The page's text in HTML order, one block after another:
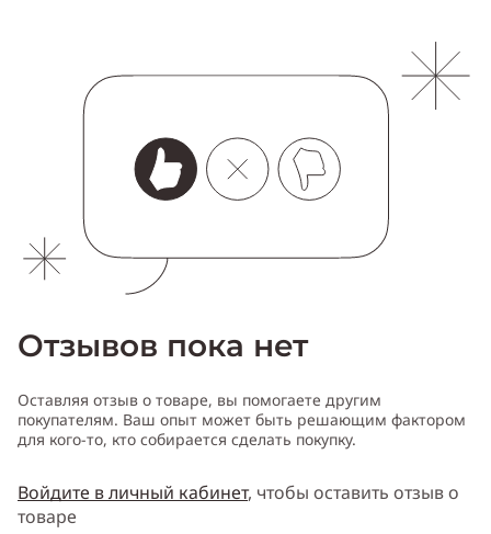
Отзывов пока нет
Оставляя отзыв о товаре, вы помогаете другим
покупателям. Ваш опыт может быть решающим фактором
для кого-то, кто собирается сделать покупку.
Войдите в личный кабинет, чтобы оставить отзыв о
товаре